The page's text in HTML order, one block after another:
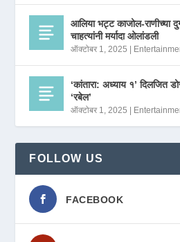
आलिया भट्ट काजोल-राणीच्या
चाहत्यांनी मर्यादा ओलांडली
ऑक्टोबर 1, 2025 |
‘कांतारा: अध्याय १’ दिलजित
‘रबेल’
ऑक्टोबर 1, 2025 |
FOLLOW US
FACEBOOK